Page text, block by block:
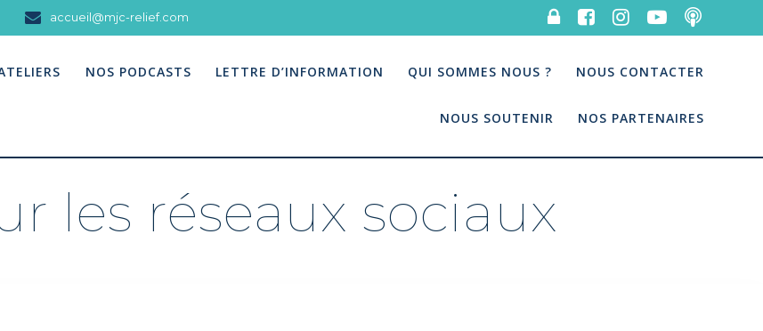
accueil@mjc-relief.com
NOS PODCASTS LETTRE D’INFORMATION QUI SOMMES NOUS ? NOUS CONTACTER
NOUS SOUTENIR NOS PARTENAIRES
les réseaux sociaux